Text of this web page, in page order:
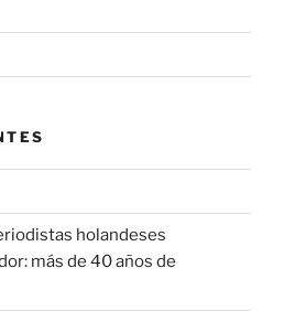
holandeses
más de 40 años de